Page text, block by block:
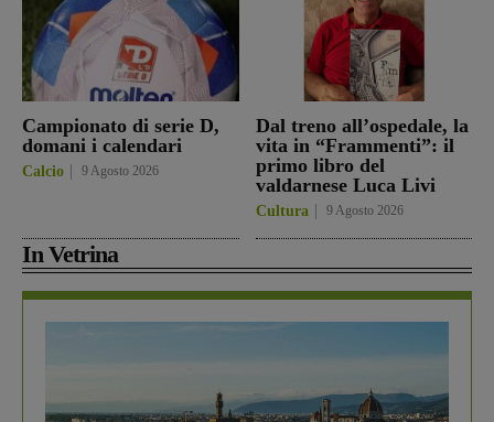
Campionato di serie D,
domani i calendari
Calcio 9 Agosto 2026
Dal treno all’ospedale, la
vita in “Frammenti”: il
primo libro del
valdarnese Luca Livi
Cultura 9 Agosto 2026
In Vetrina